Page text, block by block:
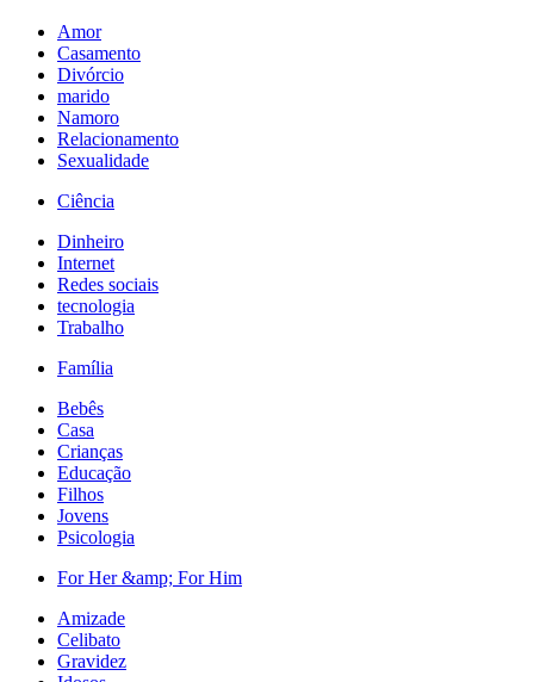
Amor
Casamento
Divórcio
marido
Namoro
Relacionamento
Sexualidade
Ciência
Dinheiro
Internet
Redes sociais
tecnologia
Trabalho
Família
Bebês
Casa
Crianças
Educação
Filhos
Jovens
Psicologia
For Her &amp; For Him
Amizade
Celibato
Gravidez